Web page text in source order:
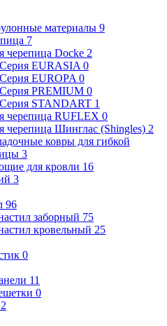
материалы 9
7
черепица Docke 2
Серия EURASIA 0
Серия EUROPA 0
Серия PREMIUM 0
Серия STANDART 1
черепица RUFLEX 0
черепица Шинглас (Shingles) 2
ковры для гибкой
3
для кровли 16
3
96
заборный 75
кровельный 25
0
11
0
2